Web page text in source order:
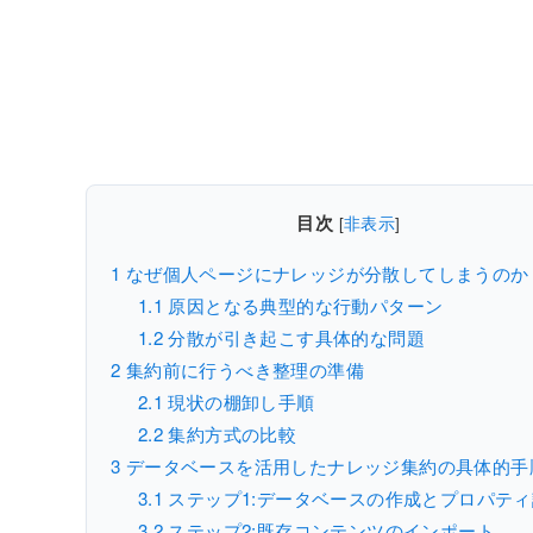
目次 [非表示]
1 なぜ個人ページにナレッジが分散してしまうのか
1.1 原因となる典型的な行動パターン
1.2分散が引き起こす具体的な問題
2 集約前に行うべき整理の準備
2.1 現状の棚卸し手順
2.2集約方式の比較
3 データベースを活用したナレッジ集約の具体的
3.1 ステップ1:データベースの作成とプロパテ